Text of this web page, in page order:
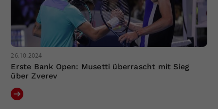
26.10.2024
Erste Bank Open: Musetti überrascht mit Sieg
über Zverev